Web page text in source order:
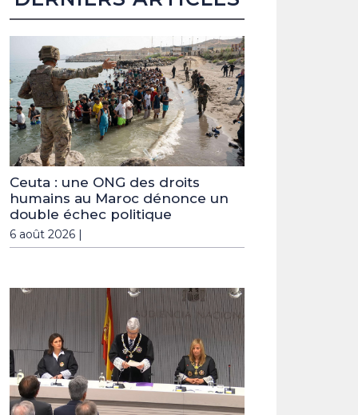
Ceuta : une ONG des droits
humains au Maroc dénonce un
double échec politique
6 août 2026 |